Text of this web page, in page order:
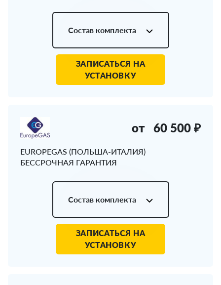
Состав комплекта
ЗАПИСАТЬСЯ НА
УСТАНОВКУ
EUROPEGAS (ПОЛЬША-ИТАЛИЯ)
БЕССРОЧНАЯ ГАРАНТИЯ
от 60 500 ₽
Состав комплекта
ЗАПИСАТЬСЯ НА
УСТАНОВКУ